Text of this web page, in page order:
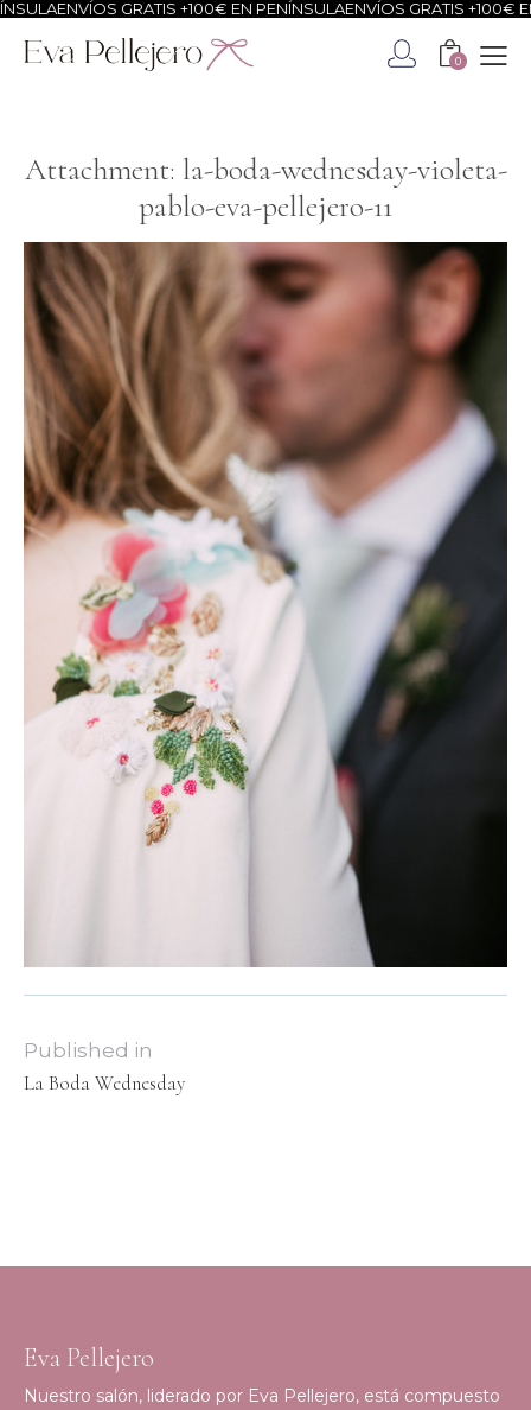
ENVÍOS GRATIS +100€ EN PENÍNSULAENVÍOS GRATIS +100€
0
Attachment: la-boda-wednesday-violeta-
pablo-eva-pellejero-11
Published in
La Boda Wednesday
Eva Pellejero
Nuestro salón, liderado por Eva Pellejero, está compuesto